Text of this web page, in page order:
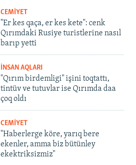
CEMİYET
"Er kes qaça, er kes kete": cenk
Qırımdaki Rusiye turistlerine nasıl
barıp yetti
İNSAN AQLARI
"Qırım birdemligi" işini toqtattı,
tintüv ve tutuvlar ise Qırımda daa
çoq oldı
CEMİYET
"Haberlerge köre, yarıq bere
ekenler, amma biz bütünley
ekektriksizmiz"